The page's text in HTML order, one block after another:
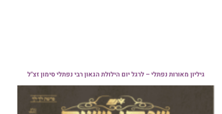
גיליון מאורות נפתלי – לרגל יום הילולת הגאון רבי נפתלי סימון זצ"ל